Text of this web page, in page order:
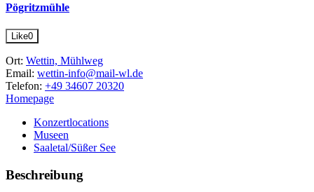
Pögritzmühle
Like0
Ort: Wettin, Mühlweg
Email: wettin-info@mail-wl.de
Telefon: +49 34607 20320
Homepage
Konzertlocations
Museen
Saaletal/Süßer See
Beschreibung